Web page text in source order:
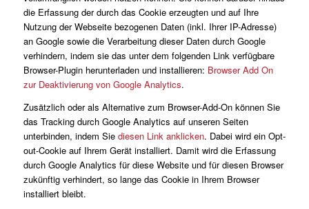
die Erfassung der durch das Cookie erzeugten und auf Ihre
Nutzung der Webseite bezogenen Daten (inkl. Ihrer IP-Adresse)
an Google sowie die Verarbeitung dieser Daten durch Google
verhindern, indem sie das unter dem folgenden Link verfügbare
Browser-Plugin herunterladen und installieren: Browser Add On
zur Deaktivierung von Google Analytics.
Zusätzlich oder als Alternative zum Browser-Add-On können Sie
das Tracking durch Google Analytics auf unseren Seiten
unterbinden, indem Sie diesen Link anklicken. Dabei wird ein Opt-
out-Cookie auf Ihrem Gerät installiert. Damit wird die Erfassung
durch Google Analytics für diese Website und für diesen Browser
zukünftig verhindert, so lange das Cookie in Ihrem Browser
installiert bleibt.